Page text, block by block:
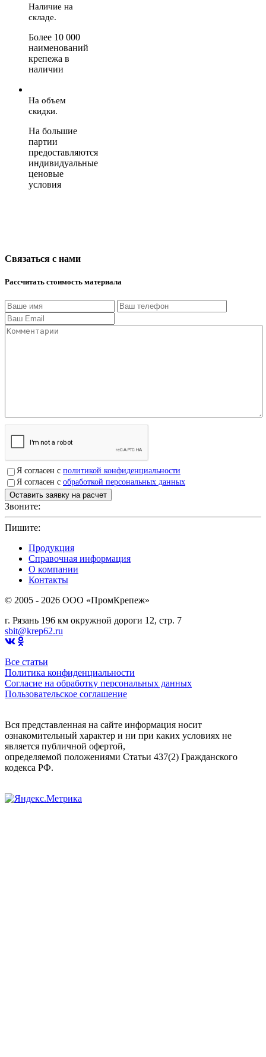
Наличие на
складе.
Более 10 000
наименований
крепежа в
наличии
На объем
скидки.
На большие
партии
предоставляются
индивидуальные
ценовые
условия
Связаться с нами
Рассчитать стоимость материала
Я согласен с политикой конфиденциальности
Я согласен с обработкой персональных данных
Звоните:
Пишите:
Продукция
Справочная информация
О компании
Контакты
© 2005 - 2026 OOO «ПромКрепеж»
г. Рязань 196 км окружной дороги 12, стр. 7
sbit@krep62.ru
Все статьи
Политика конфиденциальности
Согласие на обработку персональных данных
Пользовательское соглашение
Вся представленная на сайте информация носит
ознакомительный характер и ни при каких условиях не
является публичной офертой,
определяемой положениями Статьи 437(2) Гражданского
кодекса РФ.